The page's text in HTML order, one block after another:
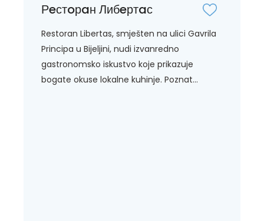
Рeстoрaн Либeртaс
Restoran Libertas, smješten na ulici Gavrila
Principa u Bijeljini, nudi izvanredno
gastronomsko iskustvo koje prikazuje
bogate okuse lokalne kuhinje. Poznat...